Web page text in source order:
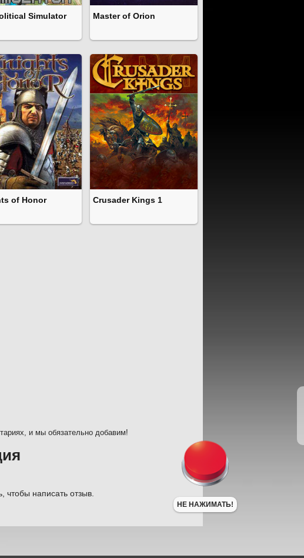
Simulator Master of Orion
of Honor Crusader Kings 1
и мы обязательно добавим!
чтобы написать отзыв.
НЕ НАЖИМАТЬ!